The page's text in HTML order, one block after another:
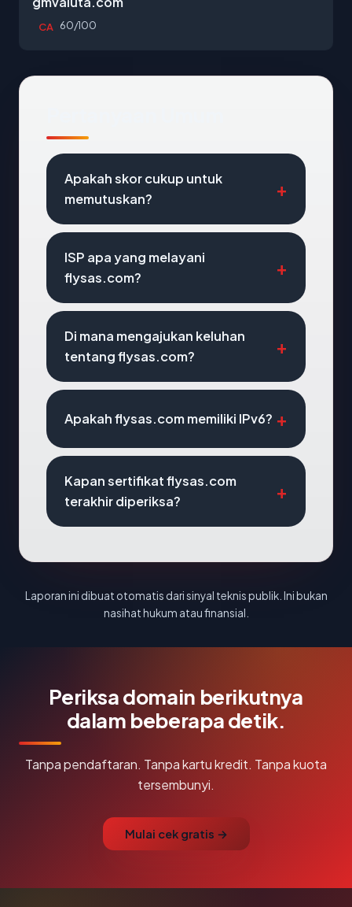
CA 60/100
Apakah skor cukup untuk
memutuskan?
ISP apa yang melayani
flysas.com?
Di mana mengajukan keluhan
tentang flysas.com?
Apakah flysas.com memiliki IPv6?
Kapan sertifikat flysas.com
terakhir diperiksa?
Laporan ini dibuat otomatis dari sinyal teknis publik. Ini bukan
nasihat hukum atau finansial.
Periksa domain berikutnya
dalam beberapa detik.
Tanpa pendaftaran. Tanpa kartu kredit. Tanpa kuota
tersembunyi.
Mulai cek gratis →